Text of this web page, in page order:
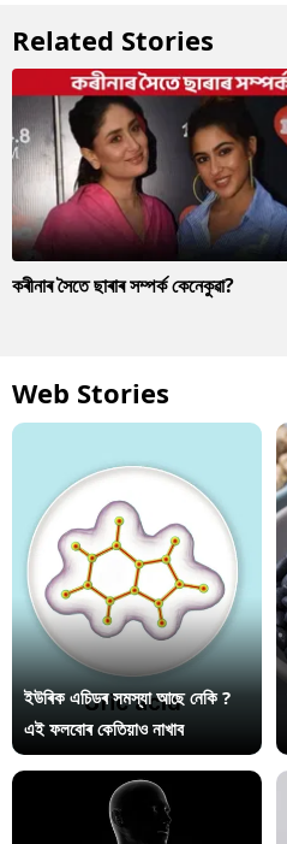
Related Stories
কৰীনাৰ সৈতে ছাৰাৰ সম্পৰ্ক কেনেকুৱা?
Web Stories
ইউৰিক এচিডৰ সমস্যা আছে নেকি ?
এই ফলবোৰ কেতিয়াও নাখাব